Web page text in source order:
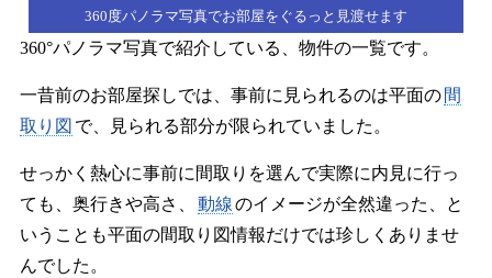
360度パノラマ写真でお部屋をぐるっと見渡せます
360°パノラマ写真で紹介している、物件の一覧です。
一昔前のお部屋探しでは、事前に見られるのは平面の 間
取り図 で、見られる部分が限られていました。
せっかく熱心に事前に間取りを選んで実際に内見に行っ
ても、奥行きや高さ、
動線のイメージが全然違った、と
いうことも平面の間取り図情報だけでは珍しくありませ
んでした。